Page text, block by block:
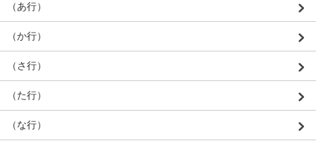
（あ行）
（か行）
（さ行）
（た行）
（な行）